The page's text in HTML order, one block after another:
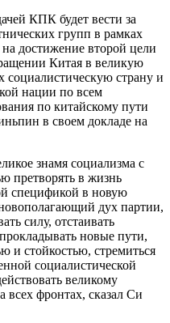
КПК будет вести за
групп в рамках
достижение второй цели
Китая в великую
страну и
нации по всем
по китайскому пути
в своем докладе на
знамя социализма с
претворять в жизнь
спецификой в новую
дух партии,
силу, отстаивать
новые пути,
и стойкостью, стремиться
социалистической
великому
фронтах, сказал Си